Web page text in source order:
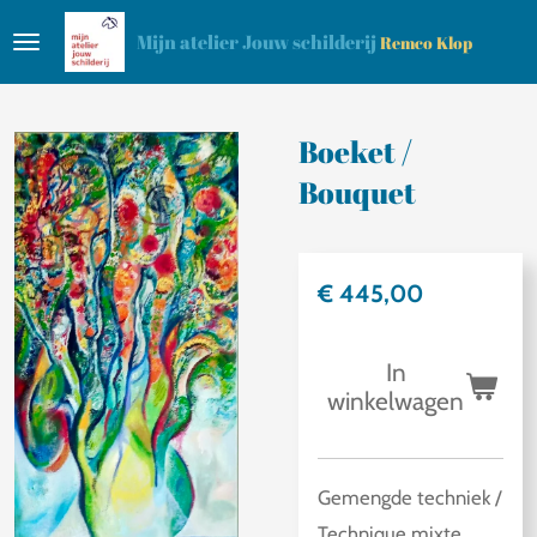
Ga
de
hoofdinhoud
Mijn atelier Jouw schilderij Remco Klop
Boeket /
Bouquet
€ 445,00
In
winkelwagen
Gemengde techniek /